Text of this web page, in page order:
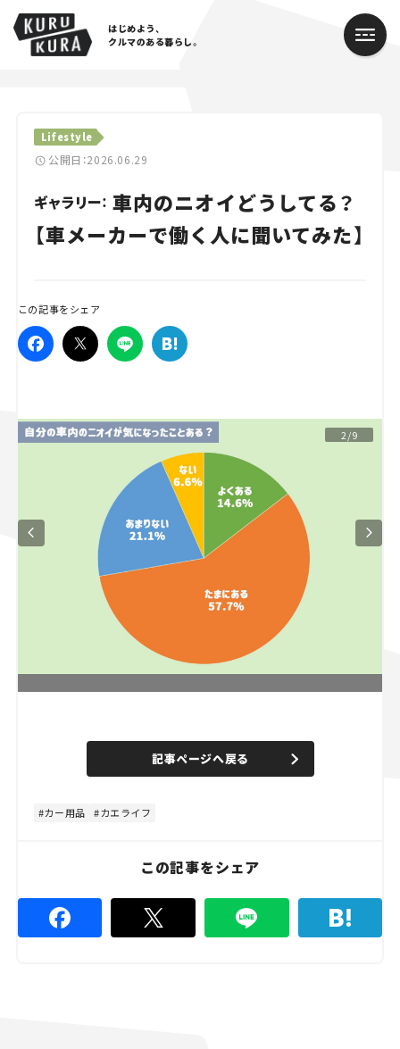
はじめよう、
クルマのある暮らし。
Lifestyle
公開日：2026.06.29
ギャラリー： 車内のニオイどうしてる？
【車メーカーで働く人に聞いてみた】
この記事をシェア
2/9
n
e
d
%
記事ページへ戻る
カー用品 カエライフ
この記事をシェア
Cars
Lifestyle
Traffic
Series
Campaign
スズキ ジムニー｜Suzuki Jimny
マツダ｜Mazda
マツダ ロードスター｜Mazda Roadster